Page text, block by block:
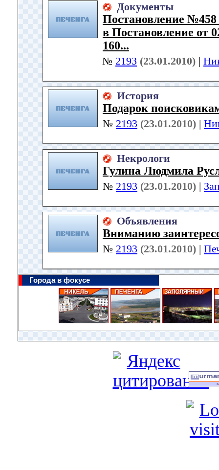
Документы
Постановление
в Постановление от
160...
№ 2193 (23.01.2010) |
История
Подарок
№ 2193 (23.01.2010) |
Некрологи
Гулина Людмила
№ 2193 (23.01.2010) |
Объявления
Вниманию
№ 2193 (23.01.2010) |
Города в фокусе